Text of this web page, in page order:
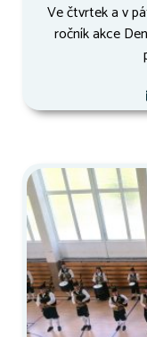
Ve čtvrtek a v
ročník akce